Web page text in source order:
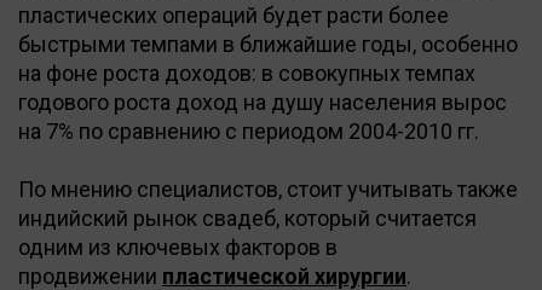
пластических операций будет расти более
быстрыми темпами в ближайшие годы, особенно
на фоне роста доходов: в совокупных темпах
годового роста доход на душу населения вырос
на 7% по сравнению с периодом 2004-2010 гг.
По мнению специалистов, стоит учитывать также
индийский рынок свадеб, который считается
одним из ключевых факторов в
продвижении пластической хирургии.